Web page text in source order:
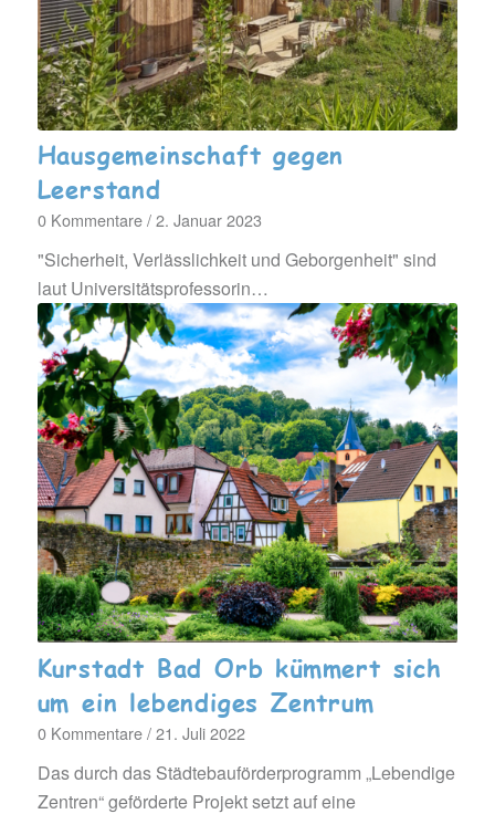
Hausgemeinschaft gegen
Leerstand
0 Kommentare / 2. Januar 2023
"Sicherheit, Verlässlichkeit und Geborgenheit" sind
laut Universitätsprofessorin…
Kurstadt Bad Orb kümmert sich
um ein lebendiges Zentrum
0 Kommentare / 21. Juli 2022
Das durch das Städtebauförderprogramm „Lebendige
Zentren“ geförderte Projekt setzt auf eine